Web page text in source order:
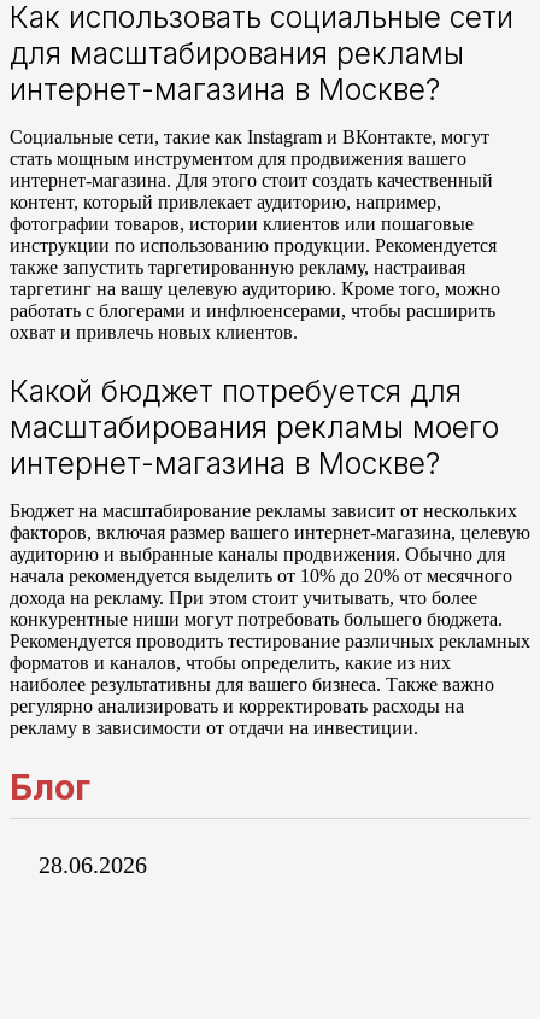
Как использовать социальные сети
для масштабирования рекламы
интернет-магазина в Москве?
Социальные сети, такие как Instagram и ВКонтакте, могут
стать мощным инструментом для продвижения вашего
интернет-магазина. Для этого стоит создать качественный
контент, который привлекает аудиторию, например,
фотографии товаров, истории клиентов или пошаговые
инструкции по использованию продукции. Рекомендуется
также запустить таргетированную рекламу, настраивая
таргетинг на вашу целевую аудиторию. Кроме того, можно
работать с блогерами и инфлюенсерами, чтобы расширить
охват и привлечь новых клиентов.
Какой бюджет потребуется для
масштабирования рекламы моего
интернет-магазина в Москве?
Бюджет на масштабирование рекламы зависит от нескольких
факторов, включая размер вашего интернет-магазина, целевую
аудиторию и выбранные каналы продвижения. Обычно для
начала рекомендуется выделить от 10% до 20% от месячного
дохода на рекламу. При этом стоит учитывать, что более
конкурентные ниши могут потребовать большего бюджета.
Рекомендуется проводить тестирование различных рекламных
форматов и каналов, чтобы определить, какие из них
наиболее результативны для вашего бизнеса. Также важно
регулярно анализировать и корректировать расходы на
рекламу в зависимости от отдачи на инвестиции.
Блог
28.06.2026